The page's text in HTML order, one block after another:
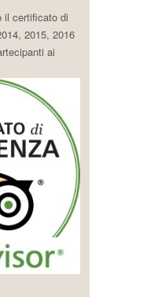
il certificato di
2015, 2016
ai